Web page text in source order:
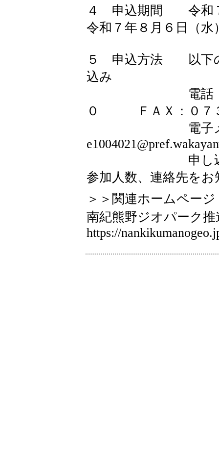
４ 申込期間 令和７
令和７年８月６日（水
５ 申込方法 以下の
込み
電話：０７
０ ＦＡＸ：０７３
電子メー
申し込み時に
参加人数、連絡先を
＞＞関連ホームページ
南紀熊野ジオパーク
https://